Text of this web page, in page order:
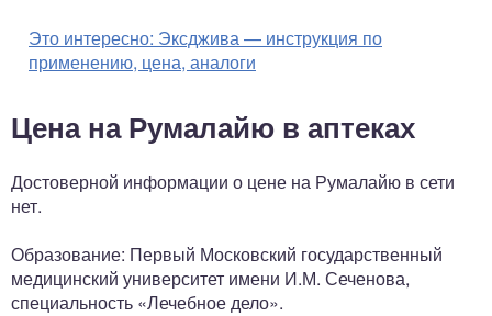
Это интересно: Эксджива — инструкция по
применению, цена, аналоги
Цена на Румалайю в аптеках
Достоверной информации о цене на Румалайю в сети
нет.
Образование: Первый Московский государственный
медицинский университет имени И.М. Сеченова,
специальность «Лечебное дело».